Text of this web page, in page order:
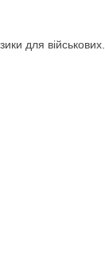
для військових.